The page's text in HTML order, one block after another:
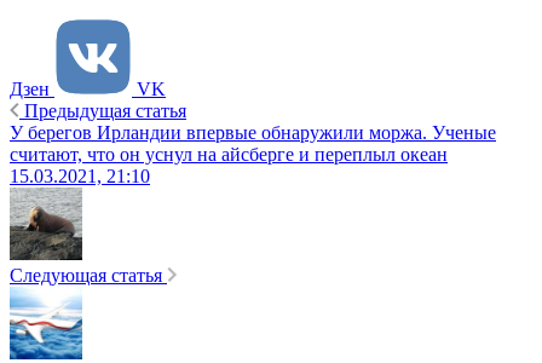
Дзен
VK
Предыдущая статья
У берегов Ирландии впервые обнаружили моржа. Ученые
считают, что он уснул на айсберге и переплыл океан
15.03.2021, 21:10
Следующая статья